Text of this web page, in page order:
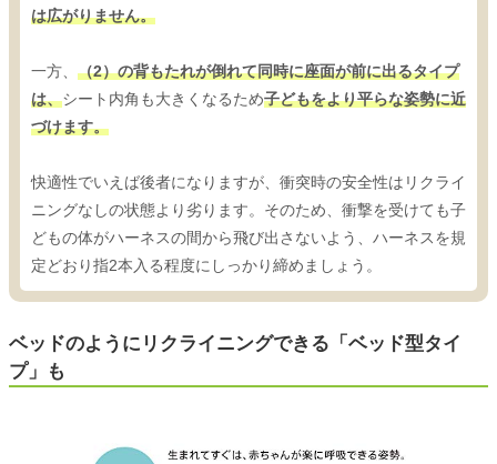
は広がりません。
一方、 （2）の背もたれが倒れて同時に座面が前に出るタイプ
は、シート内角も大きくなるため子どもをより平らな姿勢に近
づけます。
快適性でいえば後者になりますが、衝突時の安全性はリクライ
ニングなしの状態より劣ります。そのため、衝撃を受けても子
どもの体がハーネスの間から飛び出さないよう、ハーネスを規
定どおり指2本入る程度にしっかり締めましょう。
ベッドのようにリクライニングできる「ベッド型タイ
プ」も